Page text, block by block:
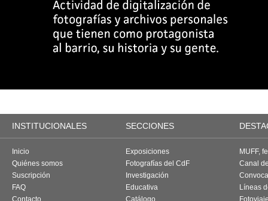
INSTITUCIONALES SECCIONES
Inicio
Quiénes somos
Suscripción
FAQ
Contacto
Exposiciones
Fotografías del CdF
Investigación
Educativa
Catálogo
MUFF,
Canal
Líneas